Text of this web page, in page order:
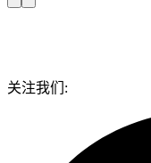
关注我们: